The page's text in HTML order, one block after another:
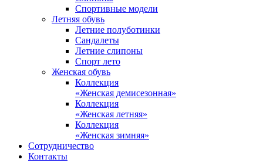
Спортивные модели
Летняя обувь
Летние полуботинки
Сандалеты
Летние слипоны
Спорт лето
Женская обувь
Коллекция
«Женская демисезонная»
Коллекция
«Женская летняя»
Коллекция
«Женская зимняя»
Сотрудничество
Контакты